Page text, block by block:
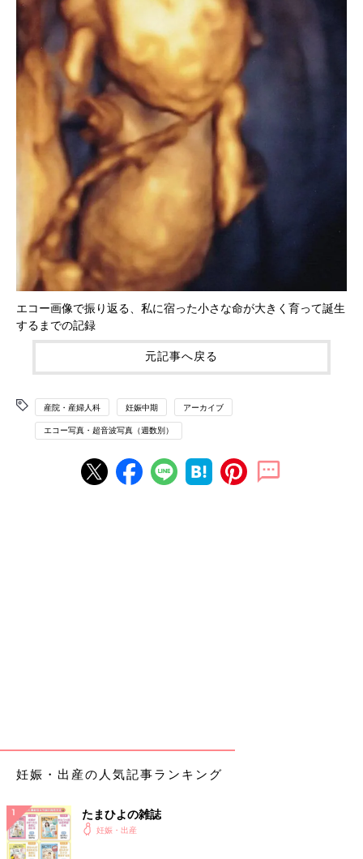
エコー画像で振り返る、私に宿った小さな命が大きく育って誕生
するまでの記録
元記事へ戻る
産院・産婦人科 妊娠中期 アーカイブ
エコー写真・超音波写真（週数別）
妊娠・出産の人気記事ランキング
たまひよの雑誌
妊娠・出産